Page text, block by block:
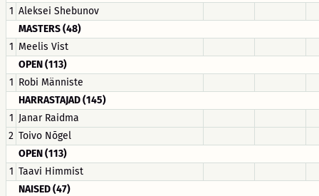
1 Aleksei Shebunov
MASTERS (48)
1 Meelis Vist
OPEN (113)
1 Robi Männiste
HARRASTAJAD (145)
1 Janar Raidma
2 Toivo Nõgel
OPEN (113)
1 Taavi Himmist
NAISED (47)